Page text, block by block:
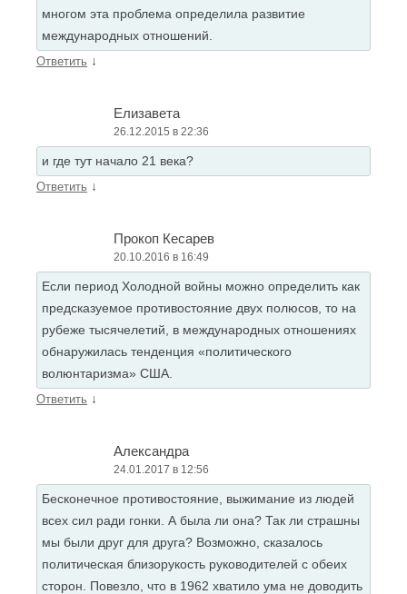
многом эта проблема определила развитие
международных отношений.
Ответить ↓
Елизавета
26.12.2015 в 22:36
и где тут начало 21 века?
Ответить ↓
Прокоп Кесарев
20.10.2016 в 16:49
Если период Холодной войны можно определить как
предсказуемое противостояние двух полюсов, то на
рубеже тысячелетий, в международных отношениях
обнаружилась тенденция «политического
волюнтаризма» США.
Ответить ↓
Александра
24.01.2017 в 12:56
Бесконечное противостояние, выжимание из людей
всех сил ради гонки. А была ли она? Так ли страшны
мы были друг для друга? Возможно, сказалось
политическая близорукость руководителей с обеих
сторон. Повезло, что в 1962 хватило ума не доводить